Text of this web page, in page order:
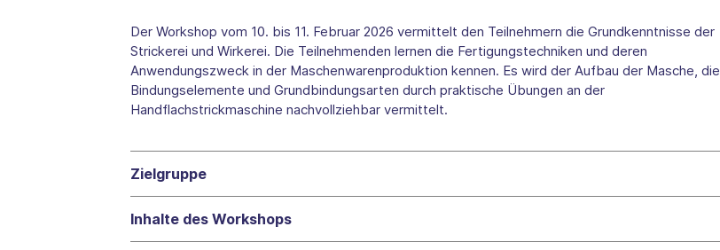
Der Workshop vom 10. bis 11. Februar 2026 vermittelt den Teilnehmern die Grundkenntnisse der
Strickerei und Wirkerei. Die Teilnehmenden lernen die Fertigungstechniken und deren
Anwendungszweck in der Maschenwarenproduktion kennen. Es wird der Aufbau der Masche, die
Bindungselemente und Grundbindungsarten durch praktische Übungen an der
Handflachstrickmaschine nachvollziehbar vermittelt.
Zielgruppe
Inhalte des Workshops